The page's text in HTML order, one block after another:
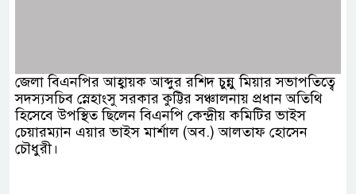
জেলা বিএনপির আহ্বায়ক আব্দুর রশিদ চুন্নু মিয়ার সভাপতিত্বে
সদস্যসচিব স্নেহাংসু সরকার কুট্টির সঞ্চালনায় প্রধান অতিথি
হিসেবে উপস্থিত ছিলেন বিএনপি কেন্দ্রীয় কমিটির ভাইস
চেয়ারম্যান এয়ার ভাইস মার্শাল (অব.) আলতাফ হোসেন
চৌধুরী।